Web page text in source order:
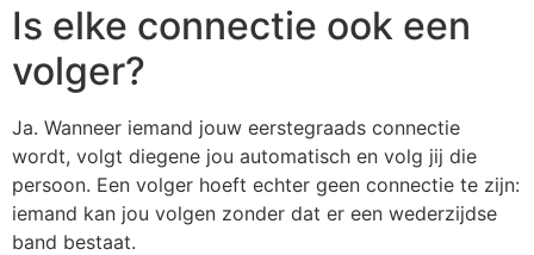
Is elke connectie ook een
volger?
Ja. Wanneer iemand jouw eerstegraads connectie
wordt, volgt diegene jou automatisch en volg jij die
persoon. Een volger hoeft echter geen connectie te zijn:
iemand kan jou volgen zonder dat er een wederzijdse
band bestaat.